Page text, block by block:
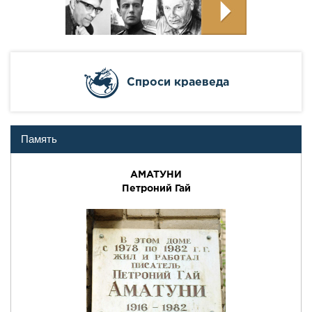
Cпроси краеведа
Память
АМАТУНИ
Петроний Гай